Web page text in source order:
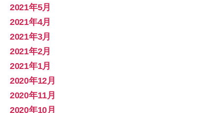
2021年5月
2021年4月
2021年3月
2021年2月
2021年1月
2020年12月
2020年11月
2020年10月